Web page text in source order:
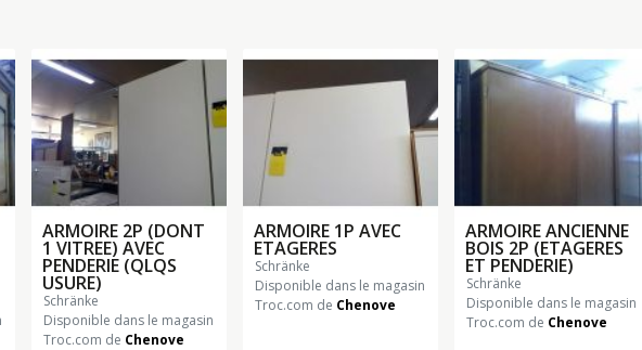
ARMOIRE 2P (DONT
1 VITREE) AVEC
PENDERIE (QLQS
USURE)
schränke
Disponible dans le magasin
Troc.com de Chenove
ARMOIRE 1P AVEC
ETAGERES
schränke
Disponible dans le magasin
Troc.com de Chenove
ARMOIRE ANCIENNE
BOIS 2P (ETAGERES
ET PENDERIE)
schränke
Disponible dans le magasin
Troc.com de Chenove